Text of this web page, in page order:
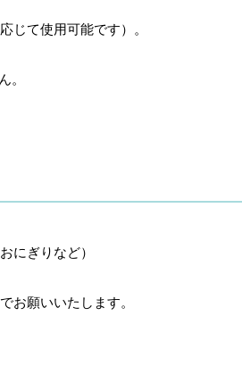
じて使用可能です）。
。
にぎりなど）
お願いいたします。